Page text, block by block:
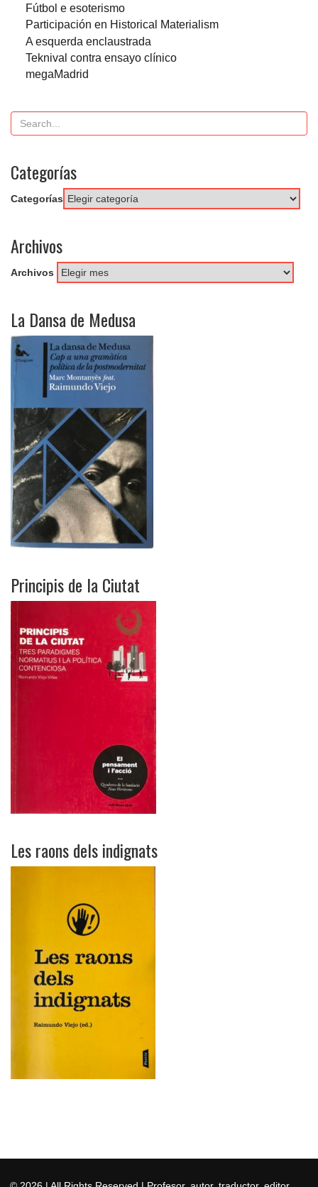
Fútbol e esoterismo
Participación en Historical Materialism
A esquerda enclaustrada
Teknival contra ensayo clínico
megaMadrid
Categorías
Categorías
Archivos
Archivos
La Dansa de Medusa
Principis de la Ciutat
Les raons dels indignats